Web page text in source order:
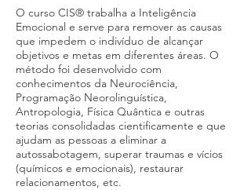
O curso CIS® trabalha a Inteligência
Emocional e serve para remover as causas
que impedem o indivíduo de alcançar
objetivos e metas em diferentes áreas. O
método foi desenvolvido com
conhecimentos da Neurociência,
Programação Neorolinguística,
Antropologia, Física Quântica e outras
teorias consolidadas cientificamente e que
ajudam as pessoas a eliminar a
autossabotagem, superar traumas e vícios
(químicos e emocionais), restaurar
relacionamentos, etc.